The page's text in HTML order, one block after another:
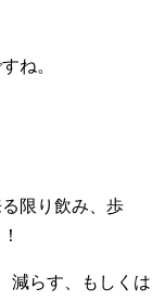
ね。
限り飲み、歩
減らす、もしくは